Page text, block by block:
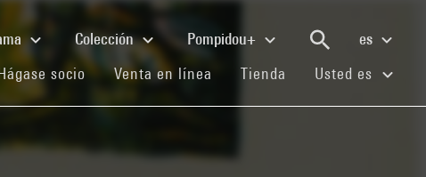
Colección Pompidou+
es
socio(current)Venta en línea (current)
Tienda (current)
Usted es